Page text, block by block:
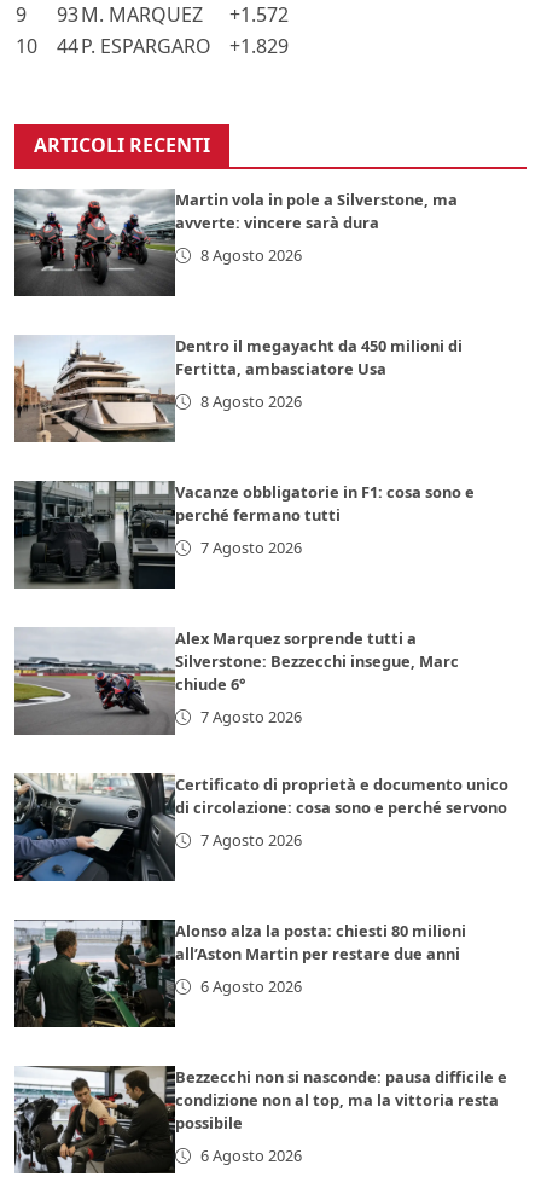
9
93M. MARQUEZ
+1.572
10
44P. ESPARGARO +1.829
ARTICOLI RECENTI
Martin vola in pole a Silverstone, ma
avverte: vincere sarà dura
8 Agosto 2026
Dentro il megayacht da 450 milioni di
Fertitta, ambasciatore Usa
8 Agosto 2026
Vacanze obbligatorie in F1: cosa sono e
perché fermano tutti
7 Agosto 2026
Alex Marquez sorprende tutti a
Silverstone: Bezzecchi insegue, Marc
chiude 6°
7 Agosto 2026
Certificato di proprietà e documento unico
di circolazione: cosa sono e perché servono
7 Agosto 2026
Alonso alza la posta: chiesti 80 milioni
all’Aston Martin per restare due anni
6 Agosto 2026
Bezzecchi non si nasconde: pausa difficile e
condizione non al top, ma la vittoria resta
possibile
6 Agosto 2026